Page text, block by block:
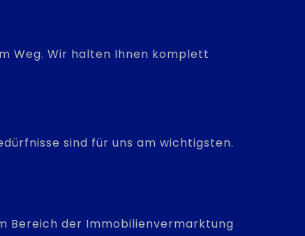
Weg. Wir halten Ihnen komplett
sind für uns am wichtigsten.
Bereich der Immobilienvermarktung